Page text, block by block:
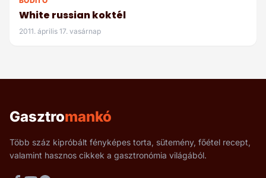
White russian koktél
2011. április 17. vasárnap
Gasztromankó
Több száz kipróbált fényképes torta, sütemény, főétel recept,
valamint hasznos cikkek a gasztronómia világából.